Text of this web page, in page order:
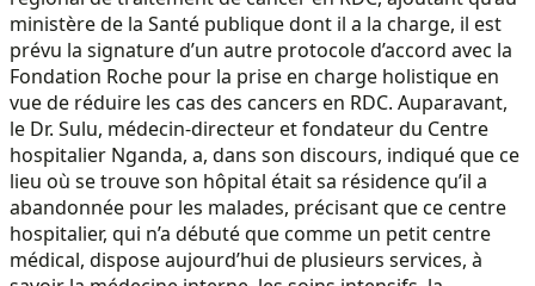
ministère de la Santé publique dont il a la charge, il est
prévu la signature d’un autre protocole d’accord avec la
Fondation Roche pour la prise en charge holistique en
vue de réduire les cas des cancers en RDC. Auparavant,
le Dr. Sulu, médecin-directeur et fondateur du Centre
hospitalier Nganda, a, dans son discours, indiqué que ce
lieu où se trouve son hôpital était sa résidence qu’il a
abandonnée pour les malades, précisant que ce centre
hospitalier, qui n’a débuté que comme un petit centre
médical, dispose aujourd’hui de plusieurs services, à